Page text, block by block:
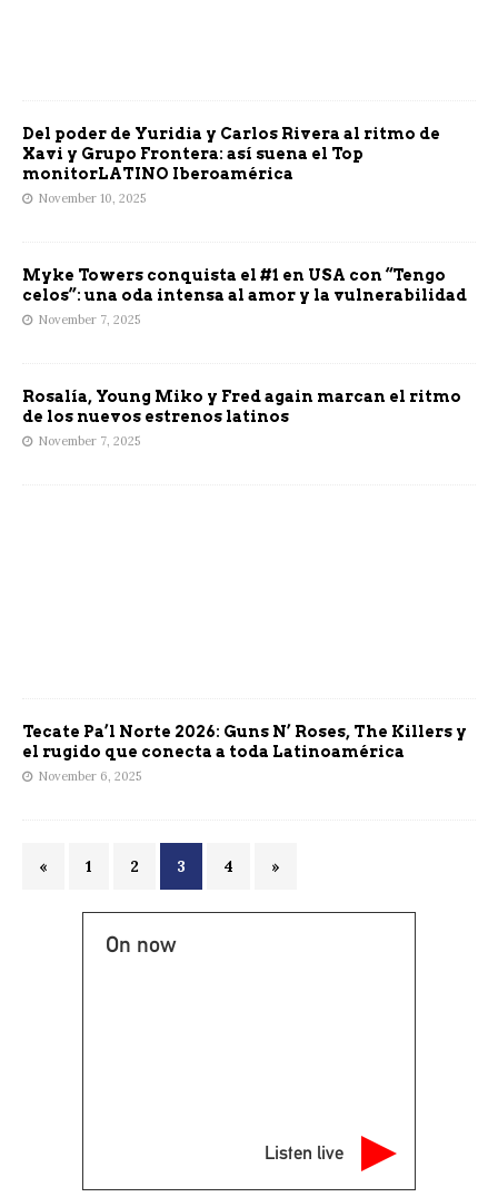
Del poder de Yuridia y Carlos Rivera al ritmo de
Xavi y Grupo Frontera: así suena el Top
monitorLATINO Iberoamérica
November 10, 2025
Myke Towers conquista el #1 en USA con “Tengo
celos”: una oda intensa al amor y la vulnerabilidad
November 7, 2025
Rosalía, Young Miko y Fred again marcan el ritmo
de los nuevos estrenos latinos
November 7, 2025
Tecate Pa’l Norte 2026: Guns N’ Roses, The Killers y
el rugido que conecta a toda Latinoamérica
November 6, 2025
« 1 2 3 4 »
On now
Listen live